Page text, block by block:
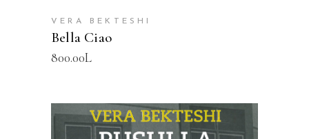
VERA BEKTESHI
Bella Ciao
800.00L